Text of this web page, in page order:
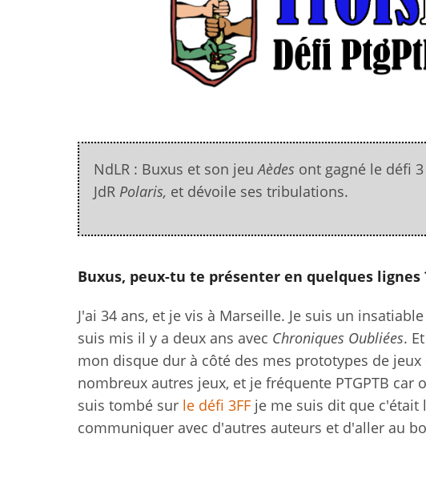
NdLR : Buxus et son jeuAèdes ont gagné le défi
JdR Polaris, et dévoile ses tribulations.
Buxus, peux-tu te présenter en quelques lignes
J'ai 34 ans, et je vis à Marseille. Je suis un
suis mis il y a deux ans avec Chroniques Oubliées.
mon disque dur à côté des mes prototypes de
nombreux autres jeux, et je fréquente PTGPTB
suis tombé sur le défi 3FF je me suis dit que
communiquer avec d'autres auteurs et d'aller au